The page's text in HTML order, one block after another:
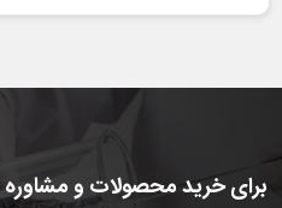
برای خرید محصولات و مشاوره